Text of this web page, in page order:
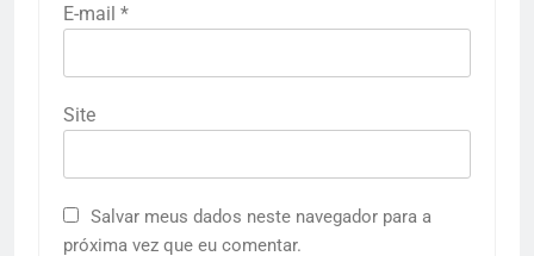
E-mail *
Site
Salvar meus dados neste navegador para a
próxima vez que eu comentar.